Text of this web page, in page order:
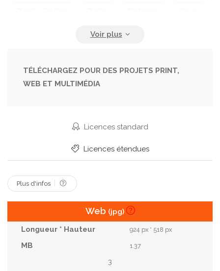
TÉLÉCHARGEZ POUR DES PROJETS PRINT,
WEB ET MULTIMÉDIA
Licences standard
Licences étendues
Plus d'infos
Web (jpg)
924 px * 518 px
1.37
3